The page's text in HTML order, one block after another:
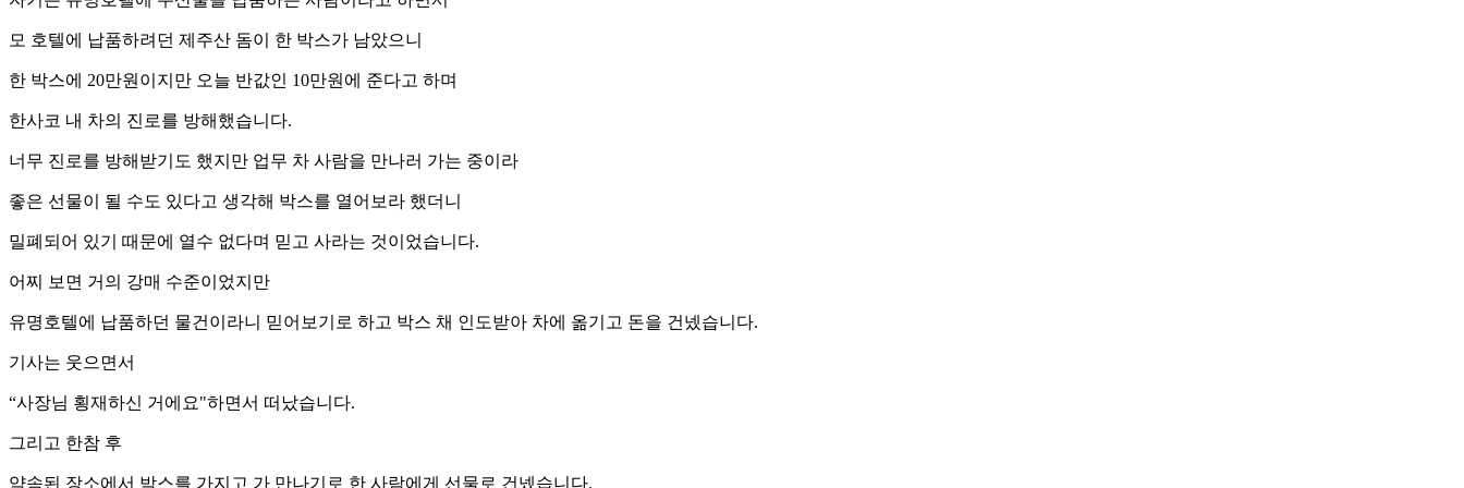
모 호텔에 납품하려던 제주산 돔이 한 박스가 남았으니
한 박스에 20만원이지만 오늘 반값인 10만원에 준다고 하며
한사코 내 차의 진로를 방해했습니다.
너무 진로를 방해받기도 했지만 업무 차 사람을 만나러 가는 중이라
좋은 선물이 될 수도 있다고 생각해 박스를 열어보라 했더니
밀폐되어 있기 때문에 열수 없다며 믿고 사라는 것이었습니다.
어찌 보면 거의 강매 수준이었지만
유명호텔에 납품하던 물건이라니 믿어보기로 하고 박스 채 인도받아 차에 옮기고 돈을 건넸습니다.
기사는 웃으면서
“사장님 횡재하신 거에요"하면서 떠났습니다.
그리고 한참 후
약속된 장소에서 박스를 가지고 가 만나기로 한 사람에게 선물로 건넸습니다.